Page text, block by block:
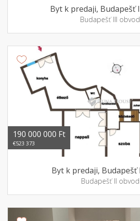
Byt k predaji, Budapešť
Budapešť III obvod
190 000 000 Ft
€523 373
Byt k predaji, Budapešť
Budapešť II obvod